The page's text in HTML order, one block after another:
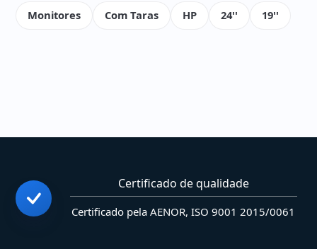
Monitores Com Taras HP 24'' 19''
Certificado de qualidade
Certificado pela AENOR, ISO 9001 2015/0061